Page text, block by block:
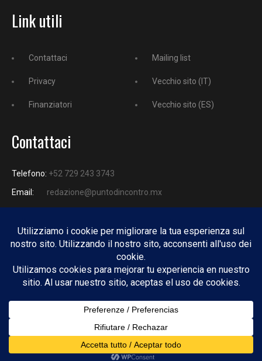
Link utili
Contattaci
Privacy
Finanziatori
Mailing list
Vecchio sito (IT)
Vecchio sito (ES)
Contattaci
Telefono: +52 729 243 3743
Email:
redazione@puntodincontro.mx
PUNTODINCONTRO
Copyright © 2025 Puntodincontro
Design by DisegnoW